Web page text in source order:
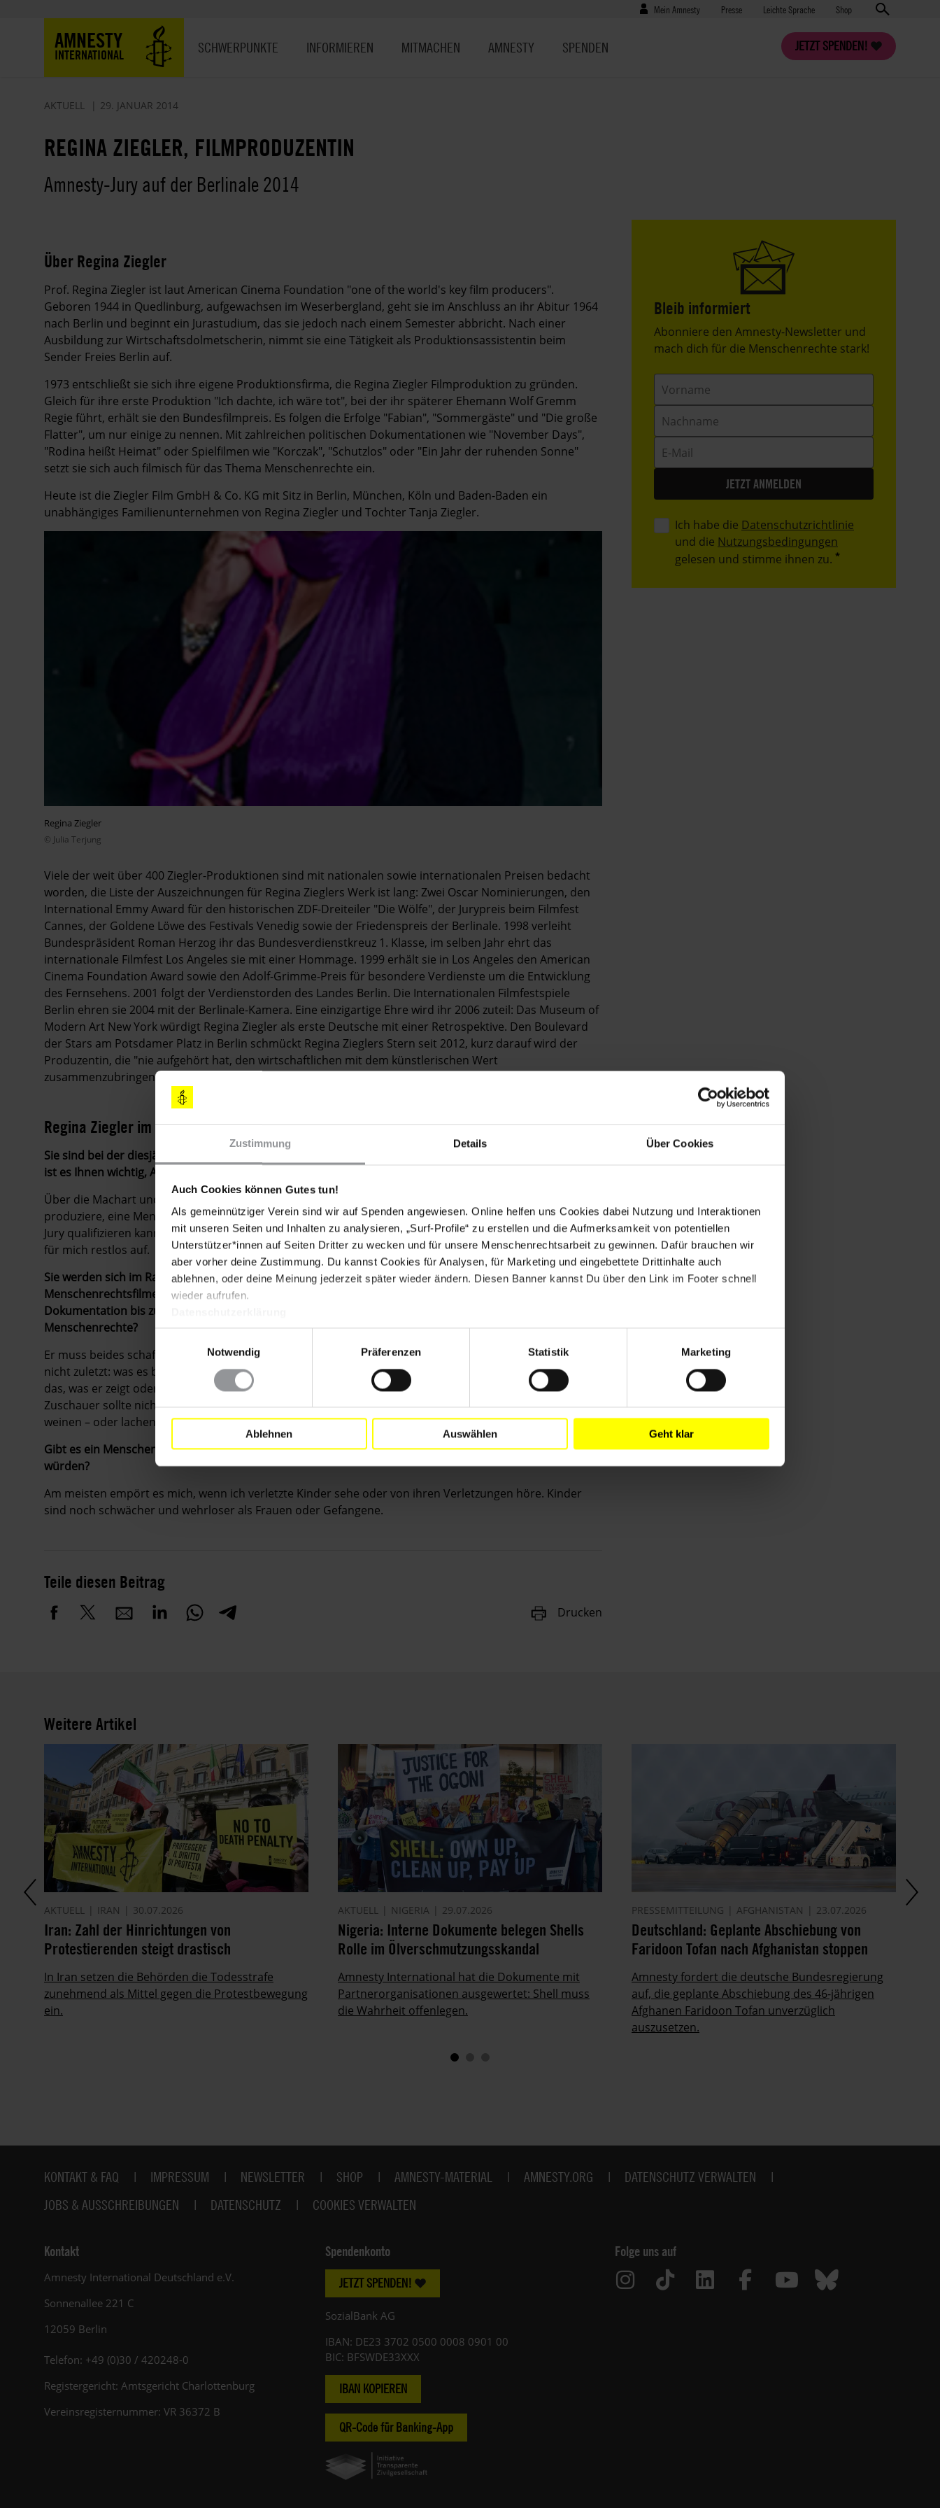
Zustimmung Details Über Cookies
Auch Cookies können Gutes tun!
Als gemeinnütziger Verein sind wir auf Spenden angewiesen. Online helfen uns Cookies dabei Nutzung und Interaktionen
mit unseren Seiten und Inhalten zu analysieren, „Surf-Profile“ zu erstellen und die Aufmerksamkeit von potentiellen
Unterstützer*innen auf Seiten Dritter zu wecken und für unsere Menschenrechtsarbeit zu gewinnen. Dafür brauchen wir
aber vorher deine Zustimmung. Du kannst Cookies für Analysen, für Marketing und eingebettete Drittinhalte auch
ablehnen, oder deine Meinung jederzeit später wieder ändern. Diesen Banner kannst Du über den Link im Footer schnell
wieder aufrufen.
Notwendig
Präferenzen Statistik Marketing
Ablehnen Auswählen Geht klar
Benutzermenü
Mein Amnesty Presse
Presse Leichte Sprache Shop
AMNESTY
INTERNATIONAL
JETZT SPENDEN!
SCHWERPUNKTE INFORMIEREN MITMACHEN AMNESTY SPENDEN
AKTUELL 29. JANUAR 2014
REGINA ZIEGLER, FILMPRODUZENTIN
Amnesty-Jury auf der Berlinale 2014
Über Regina Ziegler
Prof. Regina Ziegler ist laut American Cinema Foundation "one of the world's key film producers".
Geboren 1944 in Quedlinburg, aufgewachsen im Weserbergland, geht sie im Anschluss an ihr Abitur 1964
nach Berlin und beginnt ein Jurastudium, das sie jedoch nach einem Semester abbricht. Nach einer
Ausbildung zur Wirtschaftsdolmetscherin, nimmt sie eine Tätigkeit als Produktionsassistentin beim
Sender Freies Berlin auf.
1973 entschließt sie sich ihre eigene Produktionsfirma, die Regina Ziegler Filmproduktion zu gründen.
Gleich für ihre erste Produktion "Ich dachte, ich wäre tot", bei der ihr späterer Ehemann Wolf Gremm
Regie führt, erhält sie den Bundesfilmpreis. Es folgen die Erfolge "Fabian", "Sommergäste" und "Die große
Flatter", um nur einige zu nennen. Mit zahlreichen politischen Dokumentationen wie "November Days",
"Rodina heißt Heimat" oder Spielfilmen wie "Korczak", "Schutzlos" oder "Ein Jahr der ruhenden Sonne"
setzt sie sich auch filmisch für das Thema Menschenrechte ein.
Heute ist die Ziegler Film GmbH & Co. KG mit Sitz in Berlin, München, Köln und Baden-Baden ein
unabhängiges Familienunternehmen von Regina Ziegler und Tochter Tanja Ziegler.
Regina Ziegler
© Julia Terjung
Viele der weit über 400 Ziegler-Produktionen sind mit nationalen sowie internationalen Preisen bedacht
worden, die Liste der Auszeichnungen für Regina Zieglers Werk ist lang: Zwei Oscar Nominierungen, den
International Emmy Award für den historischen ZDF-Dreiteiler "Die Wölfe", der Jurypreis beim Filmfest
Cannes, der Goldene Löwe des Festivals Venedig sowie der Friedenspreis der Berlinale. 1998 verleiht
Bundespräsident Roman Herzog ihr das Bundesverdienstkreuz 1. Klasse, im selben Jahr ehrt das
internationale Filmfest Los Angeles sie mit einer Hommage. 1999 erhält sie in Los Angeles den American
Cinema Foundation Award sowie den Adolf-Grimme-Preis für besondere Verdienste um die Entwicklung
des Fernsehens. 2001 folgt der Verdienstorden des Landes Berlin. Die Internationalen Filmfestspiele
Berlin ehren sie 2004 mit der Berlinale-Kamera. Eine einzigartige Ehre wird ihr 2006 zuteil: Das Museum of
Modern Art New York würdigt Regina Ziegler als erste Deutsche mit einer Retrospektive. Den Boulevard
der Stars am Potsdamer Platz in Berlin schmückt Regina Zieglers Stern seit 2012, kurz darauf wird der
Produzentin, die "nie aufgehört hat, den wirtschaftlichen mit dem künstlerischen Wert
zusammenzubringen", der PRIX EUROPA Lifetime Achievement Award verliehen.
Regina Ziegler im Gespräch
Sie sind bei der diesjährigen Berlinale Mitglied der unabhängigen Jury von Amnesty International. Warum
ist es Ihnen wichtig, Amnesty auf diese Weise zu unterstützen?
Über die Machart und die Wirkung von Filmen habe ich in den über vier Jahrzehnten, in denen ich Filme
produziere, eine Menge Einsichten gesammelt. Ich hoffe, daß ich mit dieser Erfahrung die Arbeit in jeder
Jury qualifizieren kann. Und wenn das dann auch noch der Arbeit von Amnesty nützt, geht die Rechnung
für mich restlos auf.
Sie werden sich im Rahmen der Juryarbeit etwa 15 unterschiedliche
Menschenrechtsfilme ansehen, das Spektrum reicht von der tagesaktuellen Reportage und
Dokumentation bis zum großen Spielfilm. Was erwarten Sie von einem guten Film zum Thema
Menschenrechte?
Er muss beides schaffen – er muss zeigen, was ein Menschenrecht ist und worin es konkret besteht, und
nicht zuletzt: was es bedeutet, dieses Recht zu verweigern oder zu verletzen. Doch vor allem muss dann
das, was er zeigt oder sagen will, die Gefühle der Menschen erreichen. Darauf kommt es an. Der
Zuschauer sollte nicht nur zustimmend nicken oder sagen: Das weiß ich doch alles! Sondern er sollte
weinen – oder lachen.
Gibt es ein Menschenrechts-Thema, über das Sie gern mehr im Kino sehen
würden?
Am meisten empört es mich, wenn ich verletzte Kinder sehe oder von ihren Verletzungen höre. Kinder
sind noch schwächer und wehrloser als Frauen oder Gefangene.
Teile diesen Beitrag
Drucken
Bleib informiert
Header
Text
Abonniere den Amnesty-Newsletter und
mach dich für die Menschenrechte stark!
Mail
Ich habe die Datenschutzrichtlinie
und die Nutzungsbedingungen
gelesen und stimme ihnen zu.
Weitere Artikel
AKTUELL IRAN 30.07.2026
Iran: Zahl der Hinrichtungen von
Protestierenden steigt drastisch
In Iran setzen die Behörden die Todesstrafe
zunehmend als Mittel gegen die Protestbewegung
ein.
AKTUELL NIGERIA 29.07.2026
Nigeria: Interne Dokumente belegen Shells
Rolle im Ölverschmutzungsskandal
Amnesty International hat die Dokumente mit
Partnerorganisationen ausgewertet: Shell muss
die Wahrheit offenlegen.
PRESSEMITTEILUNG AFGHANISTAN 23.07.2026
Deutschland: Geplante Abschiebung von
Faridoon Tofan nach Afghanistan stoppen
Amnesty fordert die deutsche Bundesregierung
auf, die geplante Abschiebung des 46-jährigen
Afghanen Faridoon Tofan unverzüglich
auszusetzen.
Fußbereich
KONTAKT & FAQ IMPRESSUM NEWSLETTER SHOP AMNESTY-MATERIAL AMNESTY.ORG
DATENSCHUTZ VERWALTEN
JOBS & AUSSCHREIBUNGEN
DATENSCHUTZ COOKIES VERWALTEN
Kontakt
Amnesty International Deutschland e.V.
Sonnenallee 221 C
12059 Berlin
Telefon: +49 (0)30 / 420248-0
Registergericht: Amtsgericht Charlottenburg
Vereinsregisternummer: VR 36372 B
Spendenkonto
JETZT SPENDEN!
SozialBank AG
IBAN: DE23 3702 0500 0008 0901 00
BIC: BFSWDE33XXX
IBAN KOPIEREN
QR-Code für Banking-App
Folge uns auf